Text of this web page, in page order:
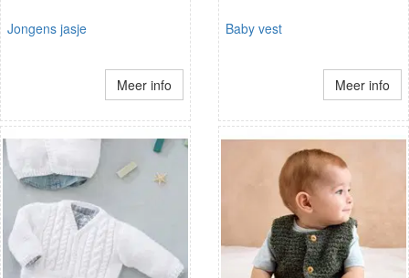
Jongens jasje
Meer info
Baby vest
Meer info